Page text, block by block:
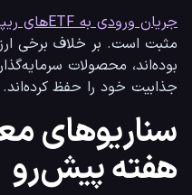
جریان ورودی به ETFهای ریپل
جذابیت خود را حفظ کرده‌اند.
سناریوهای
هفته پیش‌رو